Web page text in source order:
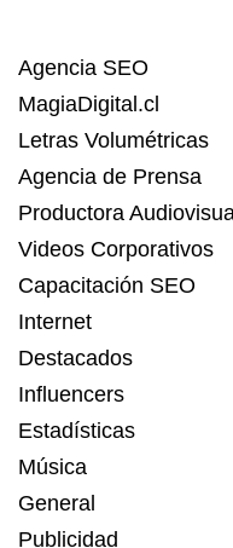
Agencia SEO
MagiaDigital.cl
Letras Volumétricas
Agencia de Prensa
Productora
Videos Corporativos
Capacitación SEO
Internet
Destacados
Influencers
Estadísticas
Música
General
Publicidad